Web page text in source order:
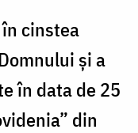
cinstea
și a
în data de 25
din